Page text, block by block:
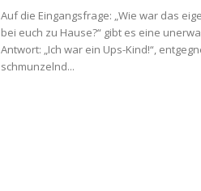
Auf die Eingangsfrage: „Wie war das
bei euch zu Hause?“ gibt es eine
Antwort: „Ich war ein Ups-Kind!“,
schmunzelnd...